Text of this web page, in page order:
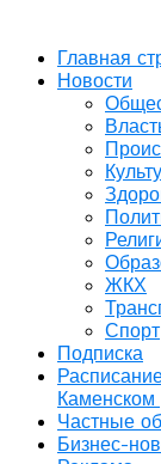
Главная
Новости
ЖКХ
Спорт
Подписка
Каменском
Частные
Бизнес-